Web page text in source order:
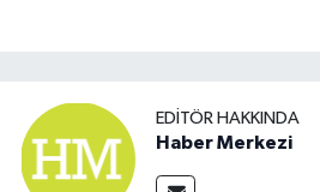
EDITÖR HAKKINDA
Haber Merkezi